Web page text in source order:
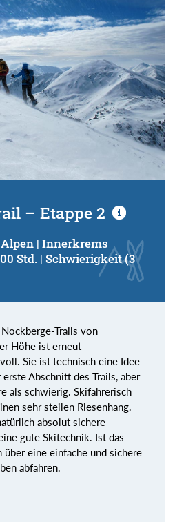
– Etappe 2
| Innerkrems
Std. | Schwierigkeit (3
Trails von
Höhe ist erneut
Sie ist technisch eine Idee
Abschnitt des Trails, aber
als schwierig. Skifahrerisch
sehr steilen Riesenhang.
absolut sichere
gute Skitechnik. Ist das
über eine einfache und sichere
abfahren.